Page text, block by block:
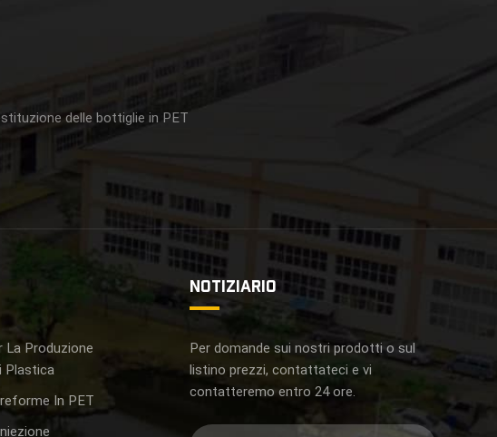
delle bottiglie in PET
La Produzione
Plastica
In PET
NOTIZIARIO
Per domande sui nostri prodotti o sul
listino prezzi, contattateci e vi
contatteremo entro 24 ore.